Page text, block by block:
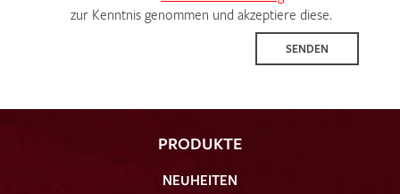
zur Kenntnis genommen und akzeptiere diese.
SENDEN
PRODUKTE
NEUHEITEN